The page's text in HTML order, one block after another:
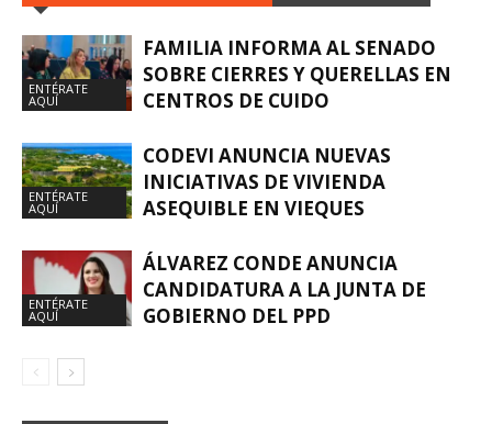
ENTÉRATE
AQUÍ
FAMILIA INFORMA AL SENADO
SOBRE CIERRES Y QUERELLAS EN
CENTROS DE CUIDO
ENTÉRATE
AQUÍ
CODEVI ANUNCIA NUEVAS
INICIATIVAS DE VIVIENDA
ASEQUIBLE EN VIEQUES
ENTÉRATE
AQUÍ
ÁLVAREZ CONDE ANUNCIA
CANDIDATURA A LA JUNTA DE
GOBIERNO DEL PPD